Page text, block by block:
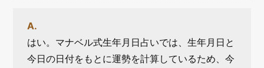
はい。マナベル式生年月日占いでは、生年月日と
今日の日付をもとに運勢を計算しているため、今